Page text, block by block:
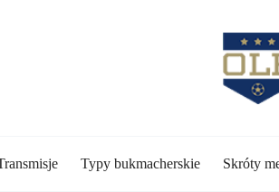
Typy bukmacherskie Skróty